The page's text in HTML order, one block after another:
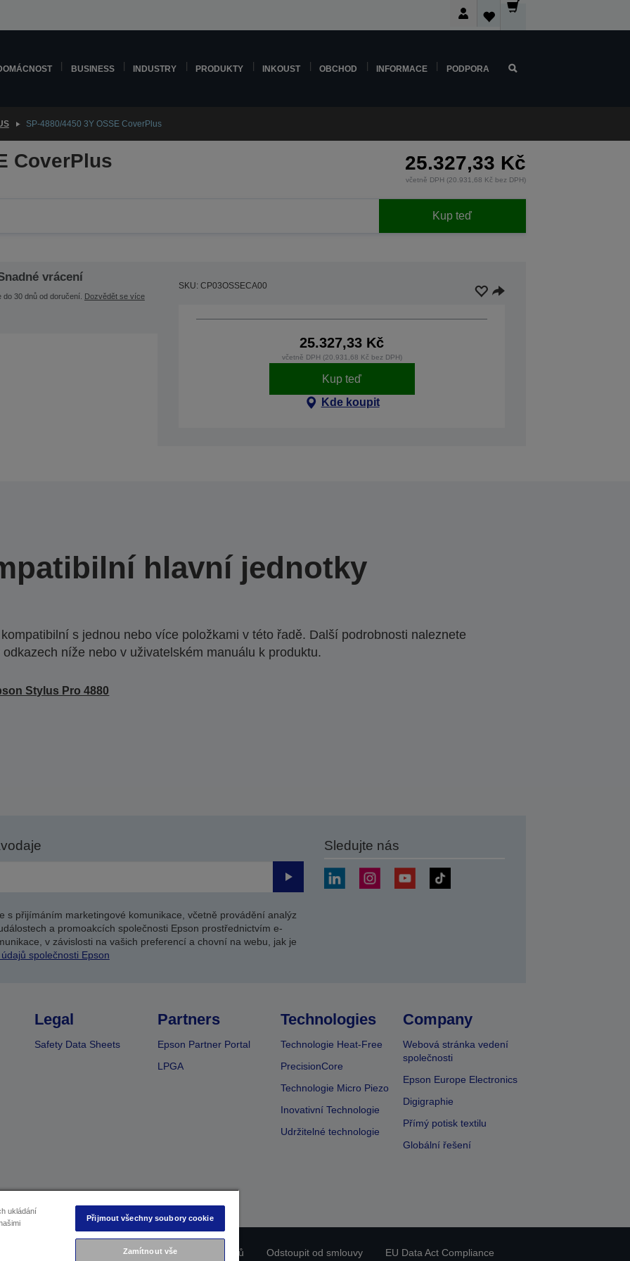
BUSINESS INDUSTRY PRODUKTY INKOUST OBCHOD INFORMACE PODPORA
SP-4880/4450 3Y OSSE CoverPlus
CoverPlus 25.327,33 Kč
včetně DPH (20.931,68 Kč bez DPH)
Kup teď
vrácení
do 30 dnů od doručení. Dozvědět se více
SKU: CP03OSSECA00
25.327,33 Kč
včetně DPH (20.931,68 Kč bez DPH)
Kup teď
Kde koupit
hlavní jednotky
s jednou nebo více položkami v této řadě. Další podrobnosti naleznete
odkazech níže nebo v uživatelském manuálu k produktu.
Stylus Pro 4880
Odeslat
s přijímáním marketingové komunikace, včetně provádění analýz
a promoakcích společnosti Epson prostřednictvím e-
v závislosti na vašich preferencí a chovní na webu, jak je
společnosti Epson
Sledujte nás
Legal
Safety Data Sheets
Partners
Epson Partner Portal
LPGA
Technologies
Technologie Heat-Free
PrecisionCore
Technologie Micro Piezo
Inovativní Technologie
Udržitelné technologie
Company
Webová stránka vedení
společnosti
Epson Europe Electronics
Digigraphie
Přímý potisk textilu
Globální řešení
Prohlášení o ochraně osobních údajů Odstoupit od smlouvy EU Data Act Compliance
ukládání
Přijmout všechny soubory cookie
Zamítnout vše